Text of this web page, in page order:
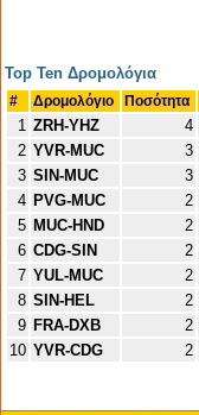
Top Ten Δρομολόγια
# Δρομολόγιο Ποσότητα
1 ZRH-YHZ 4
2 YVR-MUC 3
3 SIN-MUC 3
4 PVG-MUC 2
5 MUC-HND 2
6 CDG-SIN 2
7 YUL-MUC 2
8 SIN-HEL 2
9 FRA-DXB 2
10 YVR-CDG 2